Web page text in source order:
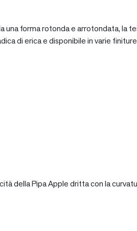
una forma rotonda e arrotondata, la
di erica e disponibile in varie
della Pipa Apple dritta con la